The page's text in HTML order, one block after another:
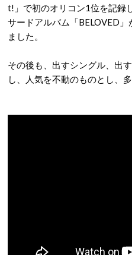
t!」で初のオリコン1位を記録
サードアルバム「BELOVED
ました。
その後も、出すシングル、出
し、人気を不動のものとし、